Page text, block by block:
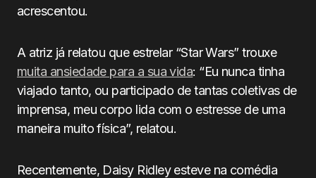
acrescentou.
A atriz já relatou que estrelar “Star Wars” trouxe
muita ansiedade para a sua vida: “Eu nunca tinha
viajado tanto, ou participado de tantas coletivas de
imprensa, meu corpo lida com o estresse de uma
maneira muito física”, relatou.
Recentemente, Daisy Ridley esteve na comédia